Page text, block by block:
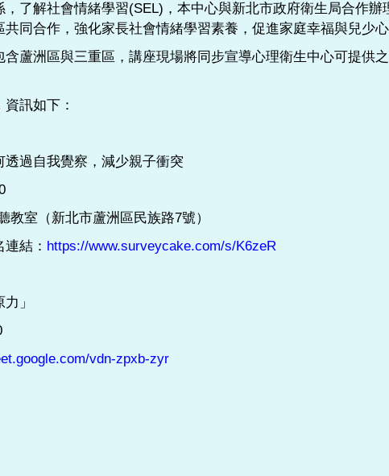
了解社會情緒學習(SEL)，本中心與新北市政府衛生局合作
同合作，強化家長社會情緒學習素養，促進家庭幸福與兒少心
蘆洲區與三重區，講座現場將同步宣導心理衛生中心可提供
訊如下：
過自我覺察，減少親子衝突
教室（新北市蘆洲區民族路7號）
結： https://www.surveycake.com/s/K6zeR
」
vdn-zpxb-zyr